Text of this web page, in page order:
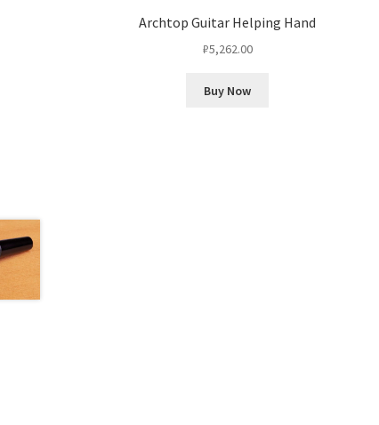
Archtop Guitar Helping Hand
₽5,262.00
Buy Now